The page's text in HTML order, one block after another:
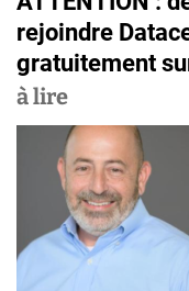
i
g
a
n
rejoindre
gratuitement
à lire